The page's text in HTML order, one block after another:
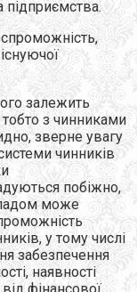
підприємства.
залежить
з чинниками
зверне увагу
чинників
побіжно,
може
у тому числі
забезпечення
наявності